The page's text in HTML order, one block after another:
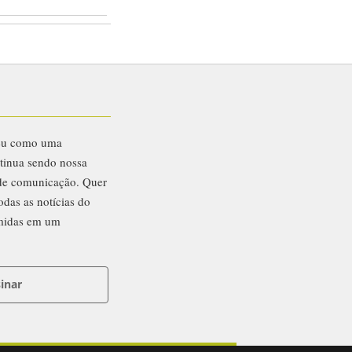
como uma
sendo nossa
comunicação. Quer
as notícias do
em um